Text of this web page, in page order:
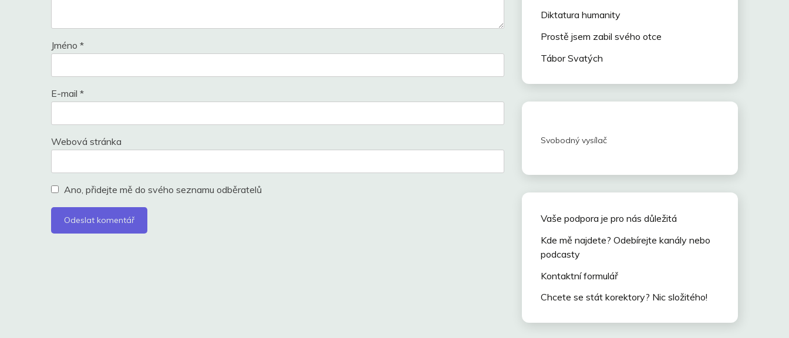
Jméno *
E-mail *
Webová stránka
Ano, přidejte mě do svého seznamu odběratelů
Diktatura humanity
Prostě jsem zabil svého otce
Tábor Svatých
Svobodný vysílač
Vaše podpora je pro nás důležitá
Kde mě najdete? Odebírejte kanály nebo
podcasty
Kontaktní formulář
Chcete se stát korektory? Nic složitého!